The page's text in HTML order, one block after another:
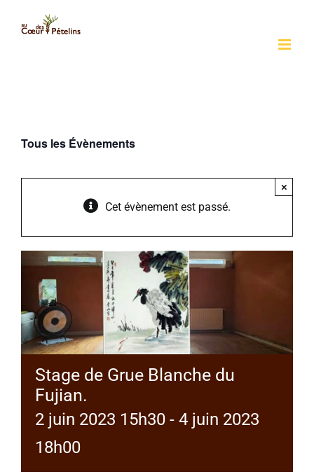
Tous les Évènements
Cet évènement est passé.
×
Stage de Grue Blanche du
Fujian.
2 juin 2023 15h30 - 4 juin 2023
18h00